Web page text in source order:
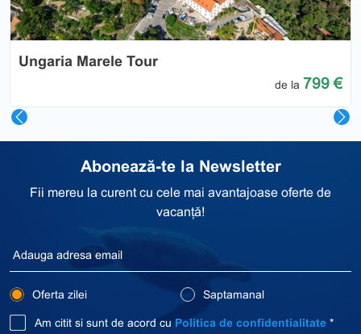
Abonează-te la Newsletter
Fii mereu la curent cu cele mai avantajoase oferte de
vacanță!
Oferta zilei Saptamanal
Am citit si sunt de acord cu Politica de confidentialitate *